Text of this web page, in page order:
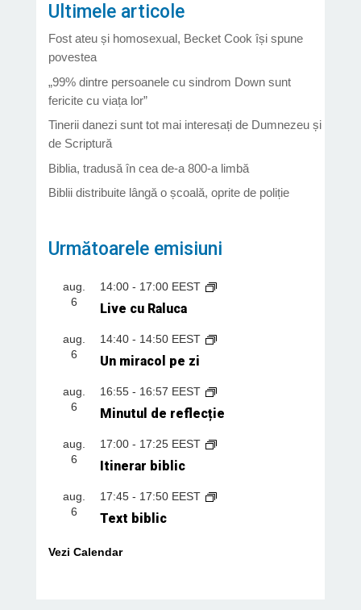
Ultimele articole
Fost ateu și homosexual, Becket Cook își spune
povestea
„99% dintre persoanele cu sindrom Down sunt
fericite cu viața lor”
Tinerii danezi sunt tot mai interesați de Dumnezeu și
de Scriptură
Biblia, tradusă în cea de-a 800-a limbă
Biblii distribuite lângă o școală, oprite de poliție
Următoarele emisiuni
aug.
6
14:00- 17:00 EEST
Live cu Raluca
aug.
6
14:40- 14:50 EEST
Un miracol pe zi
aug.
6
16:55- 16:57 EEST
Minutul de reflecție
aug.
6
17:00- 17:25 EEST
Itinerar biblic
aug.
6
17:45- 17:50 EEST
Text biblic
Vezi Calendar